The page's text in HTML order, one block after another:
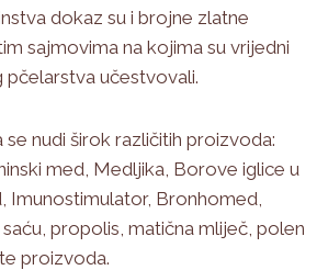
dokaz su i brojne zlatne
sajmovima na kojima su vrijedni
učestvovali.
se nudi širok različitih proizvoda:
med, Medljika, Borove iglice u
Imunostimulator, Bronhomed,
propolis, matična mliječ, polen
proizvoda.